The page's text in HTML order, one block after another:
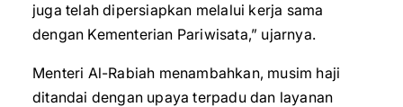
juga telah dipersiapkan melalui kerja sama
dengan Kementerian Pariwisata,” ujarnya.
Menteri Al-Rabiah menambahkan, musim haji
ditandai dengan upaya terpadu dan layanan